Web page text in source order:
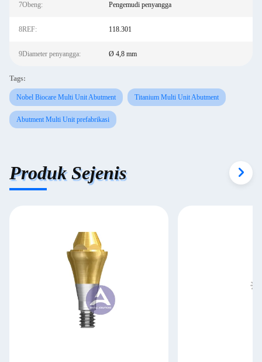
7Obeng: Pengemudi penyangga
8REF: 118.301
9Diameter penyangga: Ø 4,8 mm
Tags:
Nobel Biocare Multi Unit Abutment Titanium Multi Unit Abutment
Abutment Multi Unit prefabrikasi
Produk Sejenis